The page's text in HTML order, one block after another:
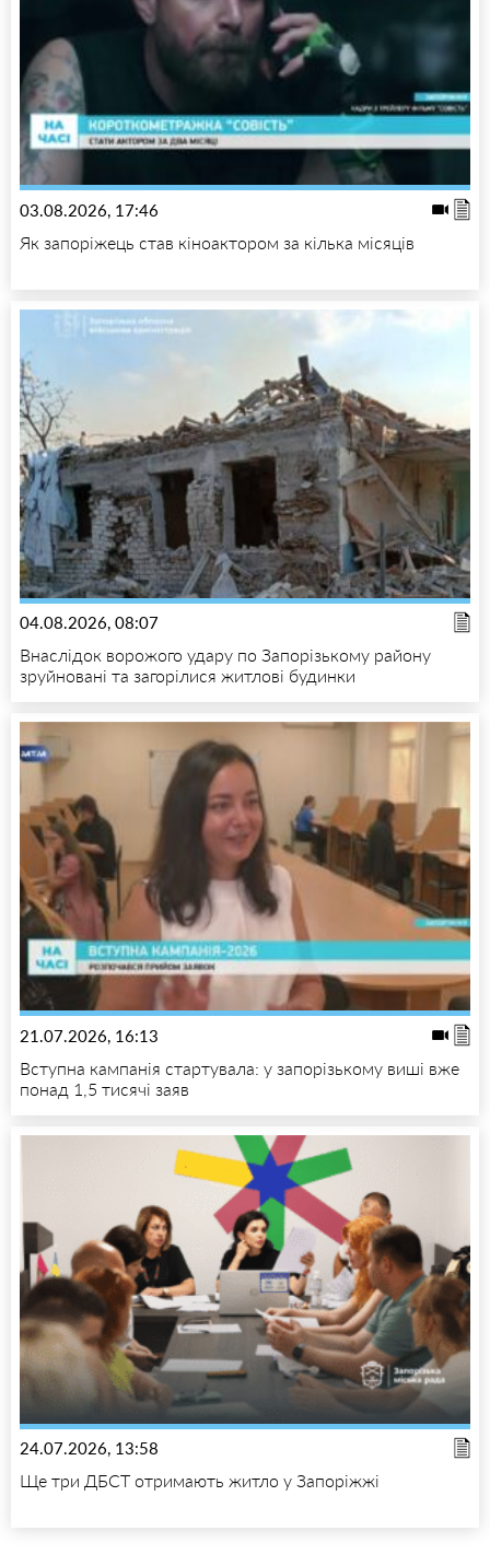
03.08.2026, 17:46
Як запоріжець став кіноактором за кілька місяців
04.08.2026, 08:07
Внаслідок ворожого удару по Запорізькому району
зруйновані та загорілися житлові будинки
21.07.2026, 16:13
Вступна кампанія стартувала: у запорізькому виші вже
понад 1,5 тисячі заяв
24.07.2026, 13:58
Ще три ДБСТ отримають житло у Запоріжжі